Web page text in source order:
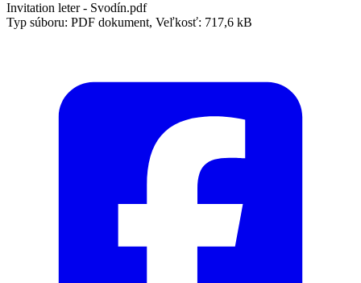
Invitation leter - Svodín.pdf
Typ súboru: PDF dokument, Veľkosť: 717,6 kB